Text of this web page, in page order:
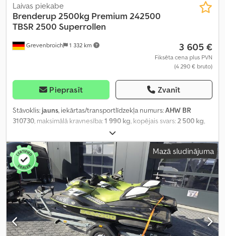
Grevenbroich 1 332 km
Laivas piekabe
Brenderup2500kg Premium 242500
TBSR 2500 Superrollen
3 605 €
Fiksēta cena plus PVN
(4 290 € bruto)
Pieprasīt Zvanīt
Stāvoklis: jauns, iekārtas/transportlīdzekļa numurs:AHW BR
310730, maksimālā kravnesība:1 990 kg, kopējais svars:2 500 kg,
Mazā sludinājuma